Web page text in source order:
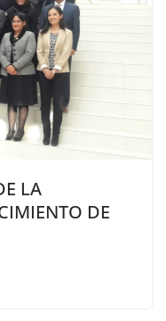
LA
DE